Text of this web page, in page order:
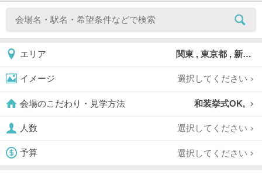
エリア 関東 , 東京都 , 新宿区
イメージ 選択してください
会場のこだわり・見学方法 和装挙式OK,
人数 選択してください
予算 選択してください